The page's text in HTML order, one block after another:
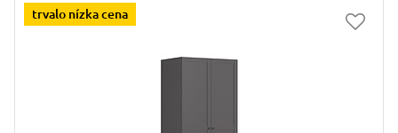
trvalo nízka cena